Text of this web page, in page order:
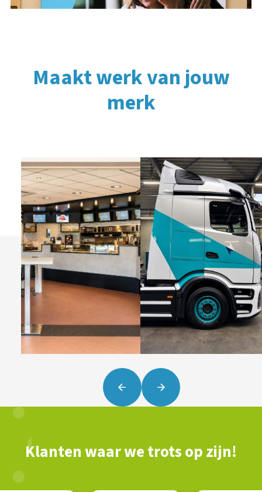
Maakt werk van jouw
merk
Klanten waar we trots op zijn!